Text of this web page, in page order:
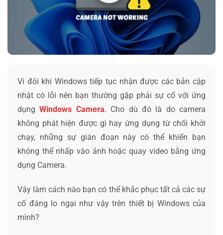
Vì đôi khi Windows tiếp tục nhận được các bản cập
nhật có lỗi nên bạn thường gặp phải sự cố với ứng
dụngWindows Camera. Cho dù đó là do camera
không phát hiện được gì hay ứng dụng từ chối khởi
chạy, những sự gián đoạn này có thể khiến bạn
không thể nhấp vào ảnh hoặc quay video bằng ứng
dụng Camera.
Vậy làm cách nào bạn có thể khắc phục tất cả các sự
cố đáng lo ngại như vậy trên thiết bị Windows của
mình?